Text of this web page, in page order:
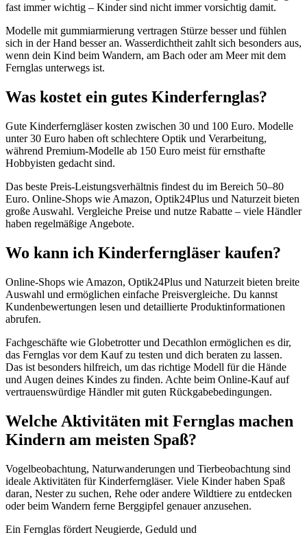
fast immer wichtig – Kinder sind nicht immer vorsichtig damit.
Modelle mit gummiarmierung vertragen Stürze besser und fühlen
sich in der Hand besser an. Wasserdichtheit zahlt sich besonders aus,
wenn dein Kind beim Wandern, am Bach oder am Meer mit dem
Fernglas unterwegs ist.
Was kostet ein gutes Kinderfernglas?
Gute Kinderferngläser kosten zwischen 30 und 100 Euro. Modelle
unter 30 Euro haben oft schlechtere Optik und Verarbeitung,
während Premium-Modelle ab 150 Euro meist für ernsthafte
Hobbyisten gedacht sind.
Das beste Preis-Leistungsverhältnis findest du im Bereich 50–80
Euro. Online-Shops wie Amazon, Optik24Plus und Naturzeit bieten
große Auswahl. Vergleiche Preise und nutze Rabatte – viele Händler
haben regelmäßige Angebote.
Wo kann ich Kinderferngläser kaufen?
Online-Shops wie Amazon, Optik24Plus und Naturzeit bieten breite
Auswahl und ermöglichen einfache Preisvergleiche. Du kannst
Kundenbewertungen lesen und detaillierte Produktinformationen
abrufen.
Fachgeschäfte wie Globetrotter und Decathlon ermöglichen es dir,
das Fernglas vor dem Kauf zu testen und dich beraten zu lassen.
Das ist besonders hilfreich, um das richtige Modell für die Hände
und Augen deines Kindes zu finden. Achte beim Online-Kauf auf
vertrauenswürdige Händler mit guten Rückgabebedingungen.
Welche Aktivitäten mit Fernglas machen
Kindern am meisten Spaß?
Vogelbeobachtung, Naturwanderungen und Tierbeobachtung sind
ideale Aktivitäten für Kinderferngläser. Viele Kinder haben Spaß
daran, Nester zu suchen, Rehe oder andere Wildtiere zu entdecken
oder beim Wandern ferne Berggipfel genauer anzusehen.
Ein Fernglas fördert Neugierde, Geduld und